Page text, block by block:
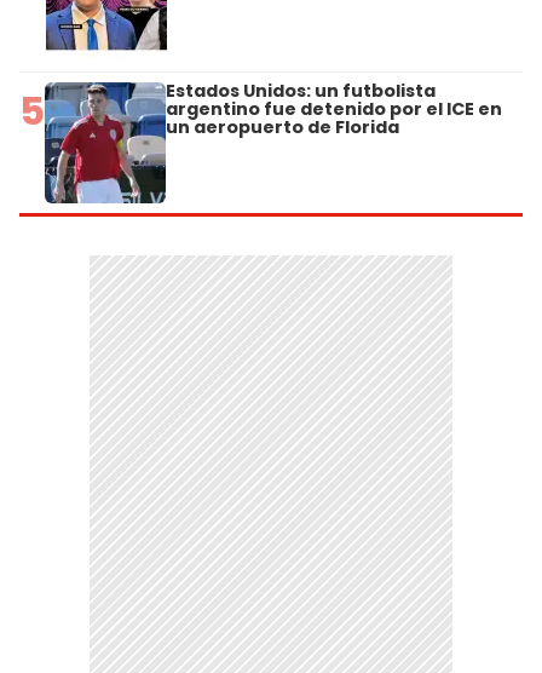
5 Estados Unidos: un futbolista
argentino fue detenido por el ICE en
un aeropuerto de Florida